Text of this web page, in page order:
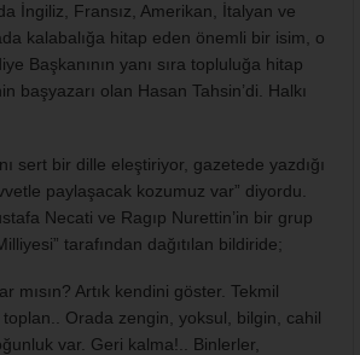
İngiliz, Fransız, Amerikan, İtalyan ve
kalabalığa hitap eden önemli bir isim, o
Başkanının yanı sıra topluluğa hitap
olan Hasan Tahsin’di. Halkı
sert bir dille eleştiriyor, gazetede yazdığı
paylaşacak kozumuz var” diyordu.
Necati ve Ragıp Nurettin’in bir grup
tarafından dağıtılan bildiride;
Artık kendini göster. Tekmil
Orada zengin, yoksul, bilgin, cahil
var. Geri kalma!.. Binlerler,